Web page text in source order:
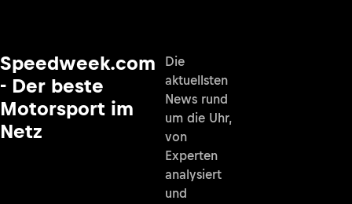
Speedweek.com
- Der beste
Motorsport im
Netz
Die
aktuellsten
News rund
um die Uhr,
von
Experten
analysiert
und